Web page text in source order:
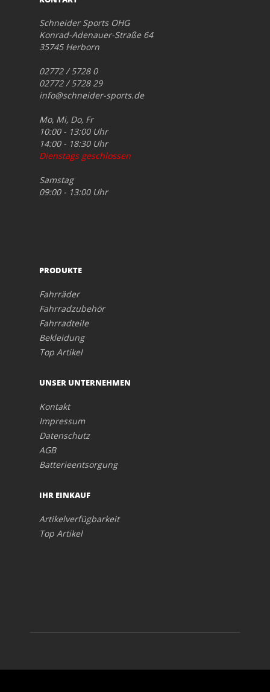
Schneider Sports OHG
Konrad-Adenauer-Straße 64
35745 Herborn
02772 / 5728 0
02772 / 5728 29
info@schneider-sports.de
Mo, Mi, Do, Fr
10:00 - 13:00 Uhr
14:00 - 18:30 Uhr
Dienstags geschlossen
Samstag
09:00 - 13:00 Uhr
PRODUKTE
Fahrräder
Fahrradzubehör
Fahrradteile
Bekleidung
Top Artikel
UNSER UNTERNEHMEN
Kontakt
Impressum
Datenschutz
AGB
Batterieentsorgung
IHR EINKAUF
Artikelverfügbarkeit
Top Artikel